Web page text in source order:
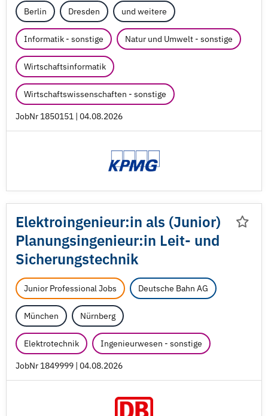
Berlin Dresden und weitere
Informatik - sonstige Natur und Umwelt - sonstige
Wirtschaftsinformatik
Wirtschaftswissenschaften - sonstige
JobNr 1850151 | 04.08.2026
Elektroingenieur:in als (Junior)
Planungsingenieur:in Leit- und
Sicherungstechnik
Junior Professional Jobs Deutsche Bahn AG
München Nürnberg
Elektrotechnik Ingenieurwesen - sonstige
JobNr 1849999 | 04.08.2026